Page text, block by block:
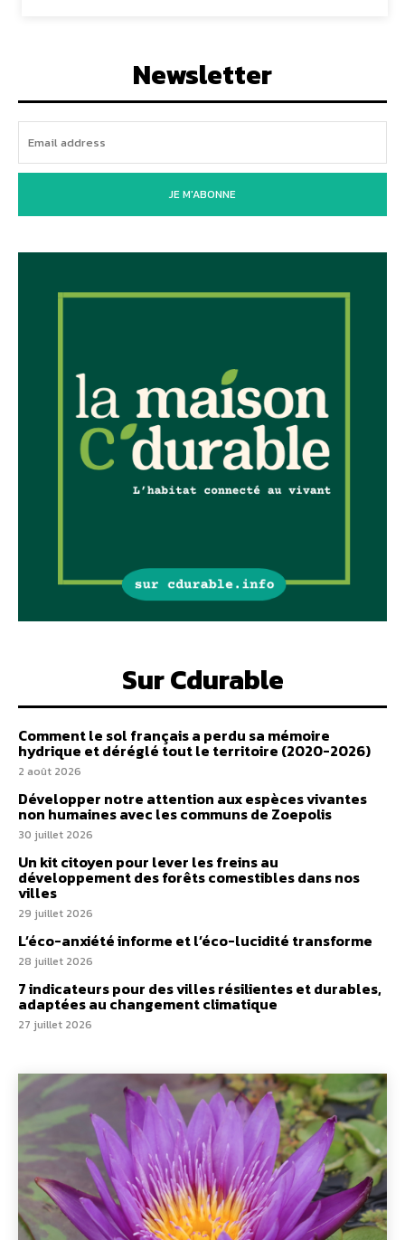
Newsletter
JE M'ABONNE
Sur Cdurable
Comment le sol français a perdu sa mémoire
hydrique et déréglé tout le territoire (2020-2026)
2 août 2026
Développer notre attention aux espèces vivantes
non humaines avec les communs de Zoepolis
30 juillet 2026
Un kit citoyen pour lever les freins au
développement des forêts comestibles dans nos
villes
29 juillet 2026
L’éco-anxiété informe et l’éco-lucidité transforme
28 juillet 2026
7 indicateurs pour des villes résilientes et durables,
adaptées au changement climatique
27 juillet 2026